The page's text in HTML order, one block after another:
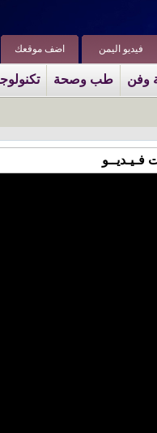
اضف موقعك فيديو اليمن
وفن طب وصحة